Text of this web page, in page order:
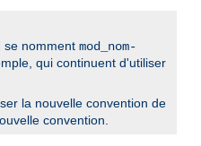
se nomment mod_nom-
qui continuent d'utiliser
la nouvelle convention de
convention.